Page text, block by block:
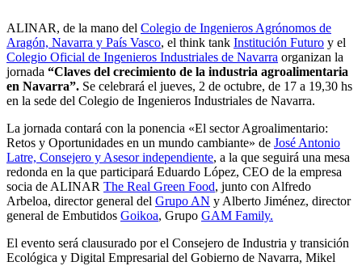
ALINAR, de la mano del Colegio de Ingenieros Agrónomos de
Aragón, Navarra y País Vasco, el think tank Institución Futuro y el
Colegio Oficial de Ingenieros Industriales de Navarra organizan la
jornada “Claves del crecimiento de la industria agroalimentaria
en Navarra”. Se celebrará el jueves, 2 de octubre, de 17 a 19,30 hs
en la sede del Colegio de Ingenieros Industriales de Navarra.
La jornada contará con la ponencia «El sector Agroalimentario:
Retos y Oportunidades en un mundo cambiante» de José Antonio
Latre, Consejero y Asesor independiente, a la que seguirá una mesa
redonda en la que participará Eduardo López, CEO de la empresa
socia de ALINAR The Real Green Food, junto con Alfredo
Arbeloa, director general del Grupo AN y Alberto Jiménez, director
general de Embutidos Goikoa, Grupo GAM Family.
El evento será clausurado por el Consejero de Industria y transición
Ecológica y Digital Empresarial del Gobierno de Navarra, Mikel